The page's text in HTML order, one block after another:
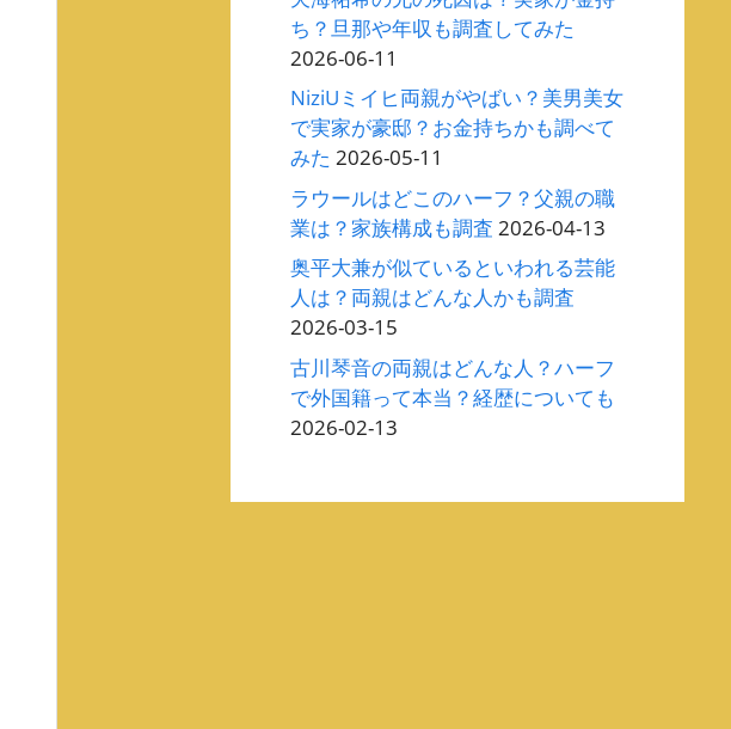
ち？旦那や年収も調査してみた
2026-06-11
NiziUミイヒ両親がやばい？美男美女
で実家が豪邸？お金持ちかも調べて
みた 2026-05-11
ラウールはどこのハーフ？父親の職
業は？家族構成も調査 2026-04-13
奥平大兼が似ているといわれる芸能
人は？両親はどんな人かも調査
2026-03-15
古川琴音の両親はどんな人？ハーフ
で外国籍って本当？経歴についても
2026-02-13